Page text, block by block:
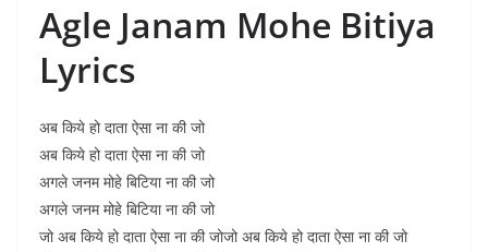
Agle Janam Mohe Bitiya
Lyrics
अब किये हो दाता ऐसा ना की जो
अब किये हो दाता ऐसा ना की जो
अगले जनम मोहे बिटिया ना की जो
अगले जनम मोहे बिटिया ना की जो
जो अब किये हो दाता ऐसा ना की जोजो अब किये हो दाता ऐसा ना की जो